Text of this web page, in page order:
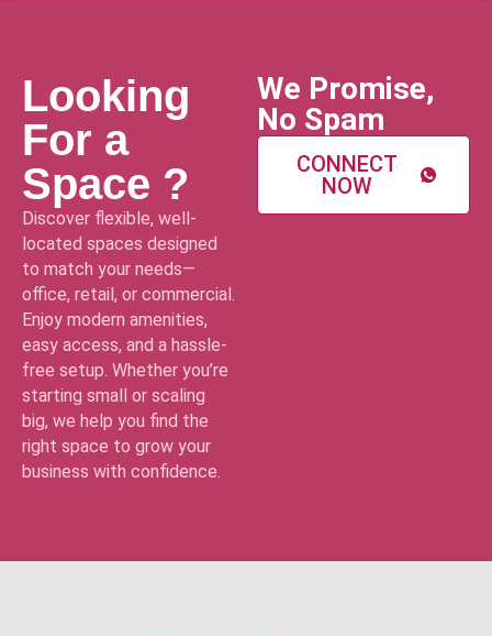
Looking
For a
Space ?
Discover flexible, well-
located spaces designed
to match your needs—
office, retail, or commercial.
Enjoy modern amenities,
easy access, and a hassle-
free setup. Whether you’re
starting small or scaling
big, we help you find the
right space to grow your
business with confidence.
We Promise,
No Spam
CONNECT
NOW